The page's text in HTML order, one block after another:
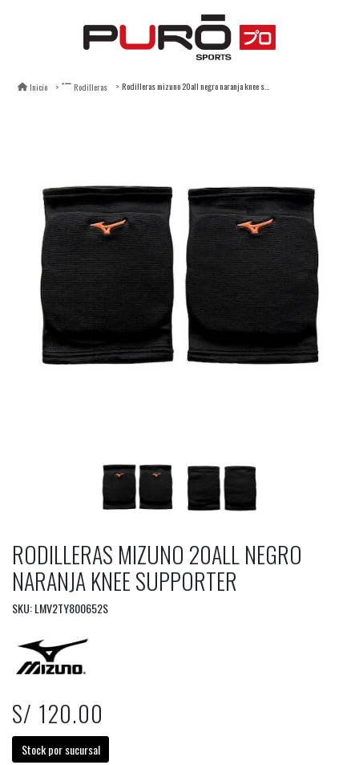
Inicio Rodilleras Rodilleras mizuno 20all negro naranja knee supporter
RODILLERAS MIZUNO 20ALL NEGRO
NARANJA KNEE SUPPORTER
SKU: LMV2TY800652S
S/ 120.00
Stock por sucursal